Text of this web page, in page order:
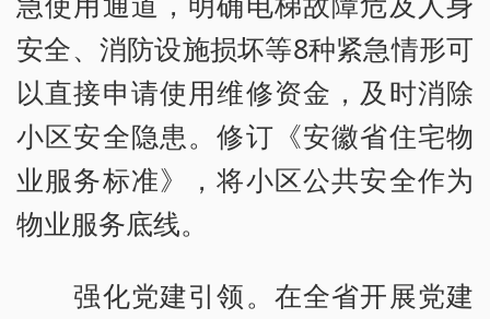
安全、消防设施损坏等8种紧急情形可
以直接申请使用维修资金，及时消除
小区安全隐患。修订《安徽省住宅物
业服务标准》，将小区公共安全作为
物业服务底线。
强化党建引领。在全省开展党建